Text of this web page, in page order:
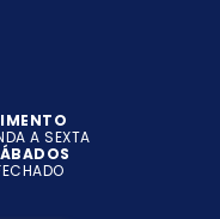
A SEXTA